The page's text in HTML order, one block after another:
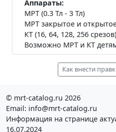
Аппараты:
МРТ (0.3 Тл - 3 Тл)
МРТ закрытое и
КТ (16, 64, 128, 256 срезов)
Возможно МРТ и КТ
Как внести
© mrt-catalog.ru 2026
Email: info@mrt-catalog.ru
Информация на странице
16.07.2024